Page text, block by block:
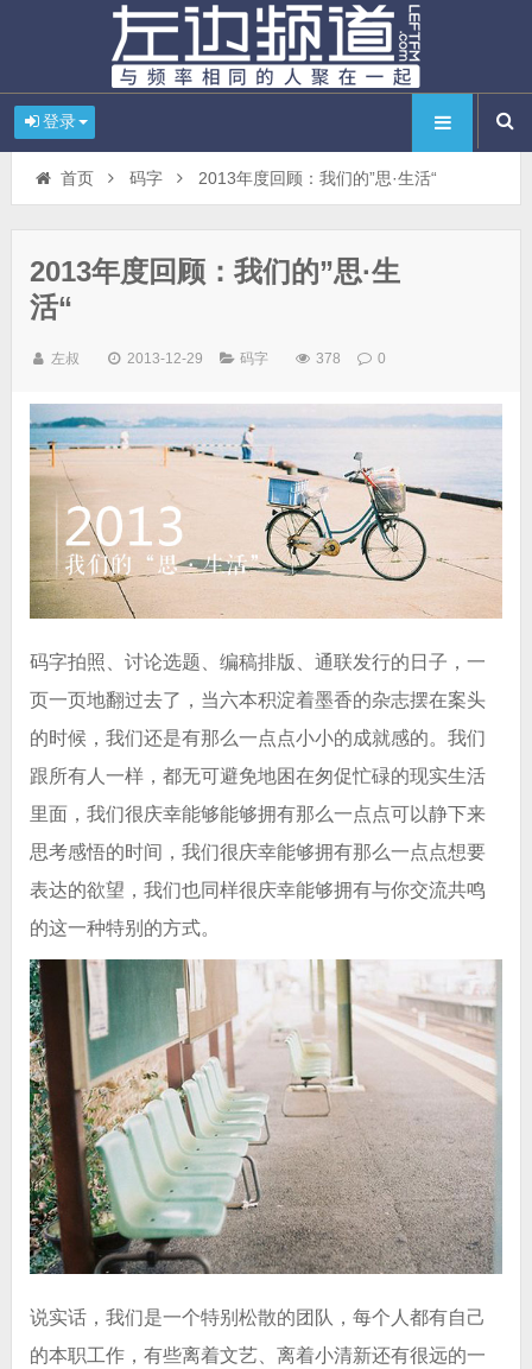
登录
首页 码字 2013年度回顾：我们的”思·生活“
2013年度回顾：我们的”思·生
活“
左叔 2013-12-29 码字 378 0
码字拍照、讨论选题、编稿排版、通联发行的日子，一
页一页地翻过去了，当六本积淀着墨香的杂志摆在案头
的时候，我们还是有那么一点点小小的成就感的。我们
跟所有人一样，都无可避免地困在匆促忙碌的现实生活
里面，我们很庆幸能够能够拥有那么一点点可以静下来
思考感悟的时间，我们很庆幸能够拥有那么一点点想要
表达的欲望，我们也同样很庆幸能够拥有与你交流共鸣
的这一种特别的方式。
说实话，我们是一个特别松散的团队，每个人都有自己
的本职工作，有些离着文艺、离着小清新还有很远的一